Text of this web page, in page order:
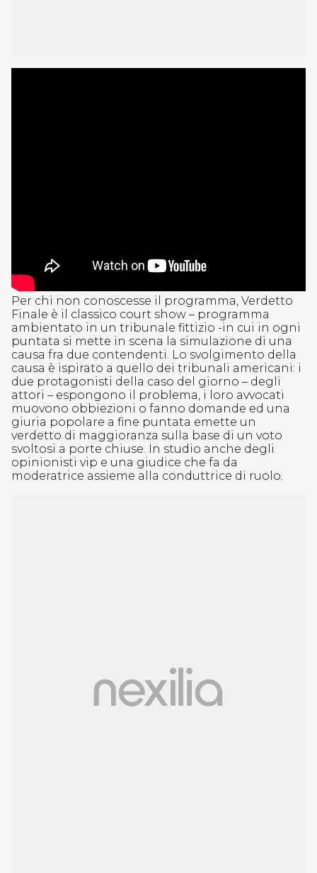
Per chi non conoscesse il programma, Verdetto
Finale è il classico court show – programma
ambientato in un tribunale fittizio -in cui in ogni
puntata si mette in scena la simulazione di una
causa fra due contendenti. Lo svolgimento della
causa è ispirato a quello dei tribunali americani: i
due protagonisti della caso del giorno – degli
attori – espongono il problema, i loro avvocati
muovono obbiezioni o fanno domande ed una
giuria popolare a fine puntata emette un
verdetto di maggioranza sulla base di un voto
svoltosi a porte chiuse. In studio anche degli
opinionisti vip e una giudice che fa da
moderatrice assieme alla conduttrice di ruolo.